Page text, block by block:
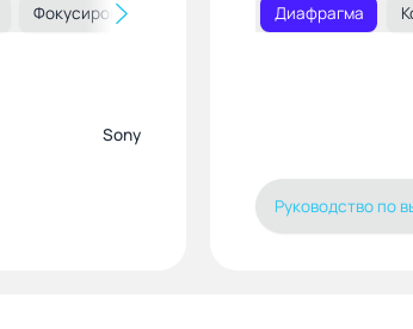
Фокусировка Видоискатель
Sony
Диафрагма
Руководство по